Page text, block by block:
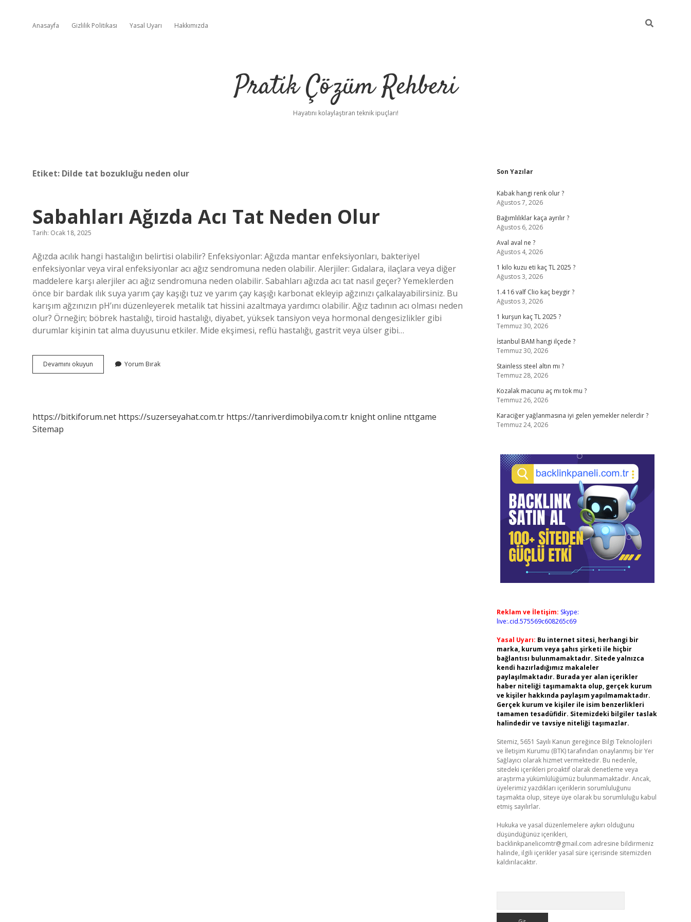
Anasayfa Gizlilik Politikası Yasal Uyarı Hakkımızda
Pratik Çözüm Rehberi
Hayatını kolaylaştıran teknik ipuçları!
Etiket: Dilde tat bozukluğu neden olur
Sabahları Ağızda Acı Tat Neden Olur
Tarih: Ocak 18, 2025
Ağızda acılık hangi hastalığın belirtisi olabilir? Enfeksiyonlar: Ağızda mantar enfeksiyonları, bakteriyel
enfeksiyonlar veya viral enfeksiyonlar acı ağız sendromuna neden olabilir. Alerjiler: Gıdalara, ilaçlara veya diğer
maddelere karşı alerjiler acı ağız sendromuna neden olabilir. Sabahları ağızda acı tat nasıl geçer? Yemeklerden
önce bir bardak ılık suya yarım çay kaşığı tuz ve yarım çay kaşığı karbonat ekleyip ağzınızı çalkalayabilirsiniz. Bu
karışım ağzınızın pH’ını düzenleyerek metalik tat hissini azaltmaya yardımcı olabilir. Ağız tadının acı olması neden
olur? Örneğin; böbrek hastalığı, tiroid hastalığı, diyabet, yüksek tansiyon veya hormonal dengesizlikler gibi
durumlar kişinin tat alma duyusunu etkiler. Mide ekşimesi, reflü hastalığı, gastrit veya ülser gibi…
Devamını okuyun Sabahları
Ağızda
Yorum Bırak
https://bitkiforum.net https://suzerseyahat.com.tr https://tanriverdimobilya.com.tr knight online nttgame
Sitemap
Sidebar
Son Yazılar
Kabak hangi renk olur ?
Ağustos 7, 2026
Bağımlılıklar kaça ayrılır ?
Ağustos 6, 2026
Aval aval ne ?
Ağustos 4, 2026
1 kilo kuzu eti kaç TL 2025 ?
Ağustos 3, 2026
1.4 16 valf Clio kaç beygir ?
Ağustos 3, 2026
1 kurşun kaç TL 2025 ?
Temmuz 30, 2026
İstanbul BAM hangi ilçede ?
Temmuz 30, 2026
Stainless steel altın mı ?
Temmuz 28, 2026
Kozalak macunu aç mı tok mu ?
Temmuz 26, 2026
Karaciğer yağlanmasına iyi gelen yemekler nelerdir ?
Temmuz 24, 2026
Reklam ve İletişim: Skype:
live:.cid.575569c608265c69
Yasal Uyarı: Bu internet sitesi, herhangi bir
marka, kurum veya şahıs şirketi ile hiçbir
bağlantısı bulunmamaktadır. Sitede yalnızca
kendi hazırladığımız makaleler
paylaşılmaktadır. Burada yer alan içerikler
haber niteliği taşımamakta olup, gerçek kurum
ve kişiler hakkında paylaşım yapılmamaktadır.
Gerçek kurum ve kişiler ile isim benzerlikleri
tamamen tesadüfidir. Sitemizdeki bilgiler taslak
halindedir ve tavsiye niteliği taşımazlar.
Sitemiz, 5651 Sayılı Kanun gereğince Bilgi Teknolojileri
ve İletişim Kurumu (BTK) tarafından onaylanmış bir Yer
Sağlayıcı olarak hizmet vermektedir. Bu nedenle,
sitedeki içerikleri proaktif olarak denetleme veya
araştırma yükümlülüğümüz bulunmamaktadır. Ancak,
üyelerimiz yazdıkları içeriklerin sorumluluğunu
taşımakta olup, siteye üye olarak bu sorumluluğu kabul
etmiş sayılırlar.
Hukuka ve yasal düzenlemelere aykırı olduğunu
düşündüğünüz içerikleri,
backlinkpanelicomtr@gmail.com adresine bildirmeniz
halinde, ilgili içerikler yasal süre içerisinde sitemizden
kaldırılacaktır.